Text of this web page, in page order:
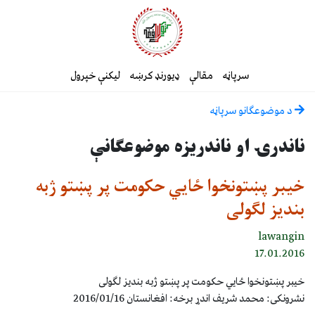
سرپاڼه مقالې ډیورنډ کرښه لیکنې خپرول
د موضوعګانو سرپاڼه
ناندرۍ او ناندریزه موضوعګانې
خیبر پښتونخوا ځايي حکومت پر پښتو ژبه
بندیز لګولی
lawangin
17.01.2016
خیبر پښتونخوا ځايي حکومت پر پښتو ژبه بندیز لګولی
نشرونکی: محمد شریف اندړ برخه: افغانستان 2016/01/16